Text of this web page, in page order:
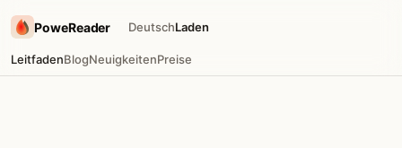
PoweReader
LeitfadenBlogNeuigkeitenPreise
DeutschLaden